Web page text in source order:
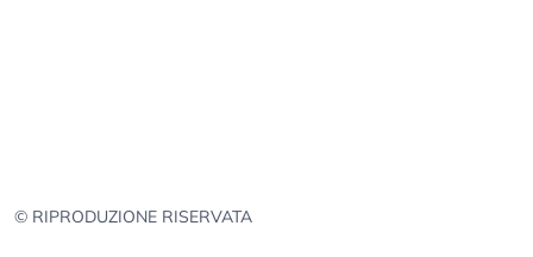
© RIPRODUZIONE RISERVATA